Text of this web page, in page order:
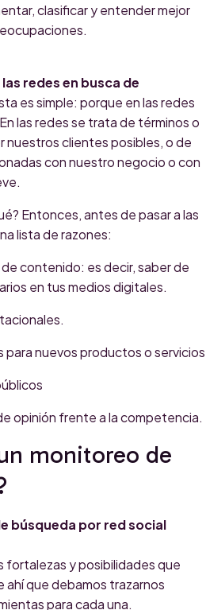
clasificar y entender mejor
redes en busca de
es simple: porque en las redes
las redes se trata de términos o
nuestros clientes posibles, o de
con nuestro negocio o con
Entonces, antes de pasar a las
lista de razones:
contenido: es decir, saber de
en tus medios digitales.
nuevos productos o servicios
opinión frente a la competencia.
monitoreo de
búsqueda por red social
fortalezas y posibilidades que
que debamos trazarnos
para cada una.